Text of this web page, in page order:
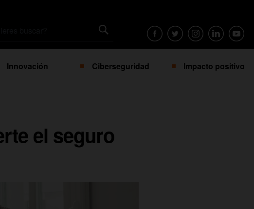
Innovación Ciberseguridad Impacto positivo
el seguro